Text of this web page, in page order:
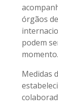
órgãos
podem
momento.
Medidas